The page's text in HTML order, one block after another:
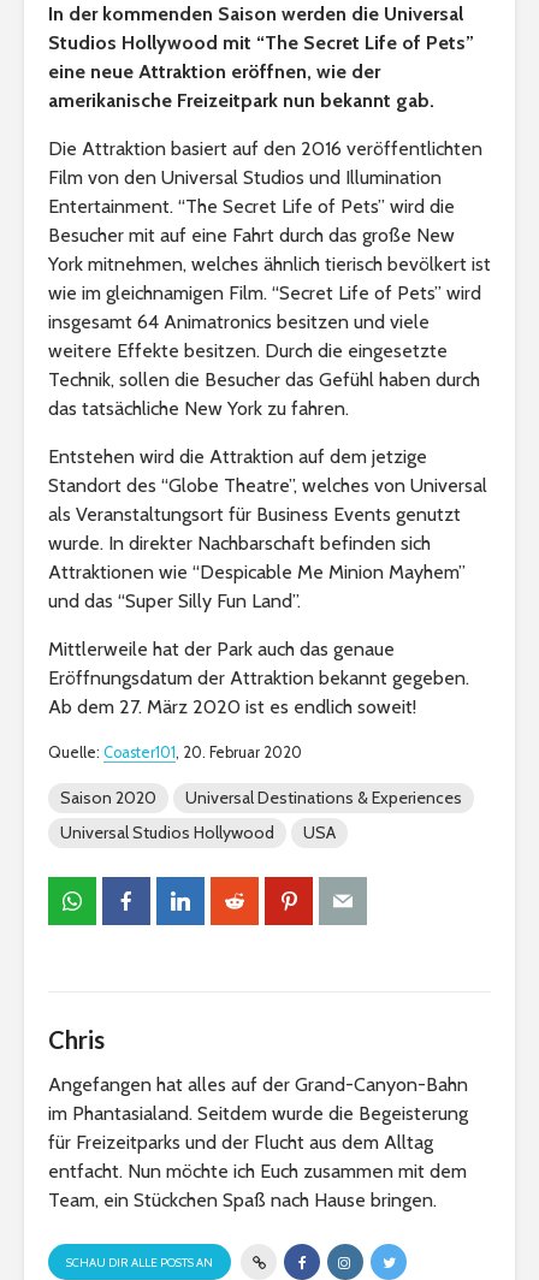
In der kommenden Saison werden die Universal
Studios Hollywood mit “The Secret Life of Pets”
eine neue Attraktion eröffnen, wie der
amerikanische Freizeitpark nun bekannt gab.
Die Attraktion basiert auf den 2016 veröffentlichten
Film von den Universal Studios und Illumination
Entertainment. “The Secret Life of Pets” wird die
Besucher mit auf eine Fahrt durch das große New
York mitnehmen, welches ähnlich tierisch bevölkert ist
wie im gleichnamigen Film. “Secret Life of Pets” wird
insgesamt 64 Animatronics besitzen und viele
weitere Effekte besitzen. Durch die eingesetzte
Technik, sollen die Besucher das Gefühl haben durch
das tatsächliche New York zu fahren.
Entstehen wird die Attraktion auf dem jetzige
Standort des “Globe Theatre”, welches von Universal
als Veranstaltungsort für Business Events genutzt
wurde. In direkter Nachbarschaft befinden sich
Attraktionen wie “Despicable Me Minion Mayhem”
und das “Super Silly Fun Land”.
Mittlerweile hat der Park auch das genaue
Eröffnungsdatum der Attraktion bekannt gegeben.
Ab dem 27. März 2020 ist es endlich soweit!
Quelle: Coaster101, 20. Februar 2020
Saison 2020
Universal Destinations & Experiences
Universal Studios Hollywood
USA
Chris
Angefangen hat alles auf der Grand-Canyon-Bahn
im Phantasialand. Seitdem wurde die Begeisterung
für Freizeitparks und der Flucht aus dem Alltag
entfacht. Nun möchte ich Euch zusammen mit dem
Team, ein Stückchen Spaß nach Hause bringen.
SCHAU DIR ALLE POSTS AN